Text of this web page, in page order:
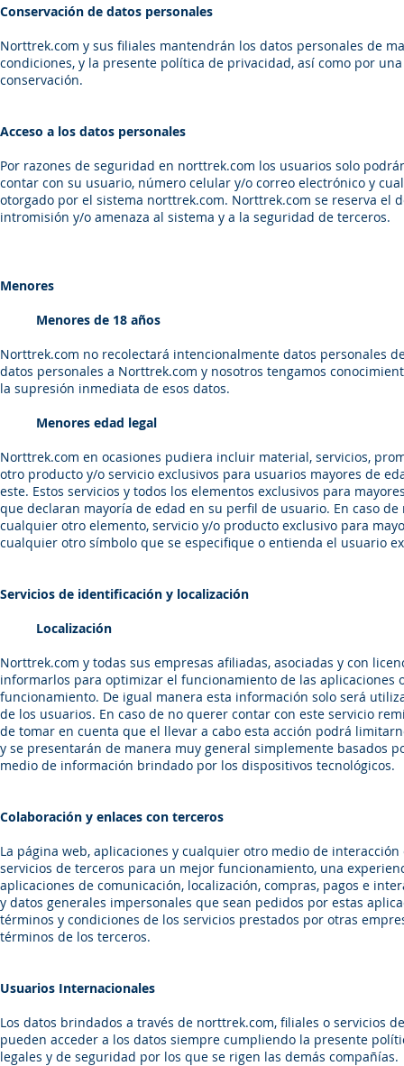
Conservación de datos personales
Norttrek.com y sus filiales mantendrán los datos personales de
condiciones, y la presente política de privacidad, así como por
conservación.
Acceso a los datos personales
Por razones de seguridad en norttrek.com los usuarios solo
contar con su usuario, número celular y/o correo electrónico y
otorgado por el sistema norttrek.com. Norttrek.com se reserva el
intromisión y/o amenaza al sistema y a la seguridad de terceros.
Menores
Menores de 18 años
Norttrek.com no recolectará intencionalmente datos personales
datos personales a Norttrek.com y nosotros tengamos
la supresión inmediata de esos datos.
Menores edad legal
Norttrek.com en ocasiones pudiera incluir material, servicios,
otro producto y/o servicio exclusivos para usuarios mayores de
este. Estos servicios y todos los elementos exclusivos para
que declaran mayoría de edad en su perfil de usuario. En caso
cualquier otro elemento, servicio y/o producto exclusivo para
cualquier otro símbolo que se especifique o entienda el usuario
Servicios de identificación y localización
Localización
Norttrek.com y todas sus empresas afiliadas, asociadas y con
informarlos para optimizar el funcionamiento de las
funcionamiento. De igual manera esta información solo será
de los usuarios. En caso de no querer contar con este servicio
de tomar en cuenta que el llevar a cabo esta acción podrá
y se presentarán de manera muy general simplemente basados
medio de información brindado por los dispositivos tecnológicos.
Colaboración y enlaces con terceros
La página web, aplicaciones y cualquier otro medio de
servicios de terceros para un mejor funcionamiento, una
aplicaciones de comunicación, localización, compras, pagos e
y datos generales impersonales que sean pedidos por estas
términos y condiciones de los servicios prestados por otras
términos de los terceros.
Usuarios Internacionales
Los datos brindados a través de norttrek.com, filiales o servicios
pueden acceder a los datos siempre cumpliendo la presente
legales y de seguridad por los que se rigen las demás compañías.